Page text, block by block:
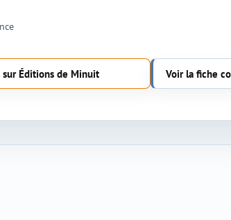
sur Éditions de Minuit Voir la fiche